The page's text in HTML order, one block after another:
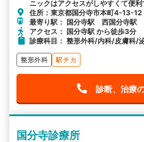
ニックはアクセスがしやすくて便利
住所：東京都国分寺市本町4-13-
最寄り駅： 国分寺駅 西国分寺駅
アクセス： 国分寺駅 から徒歩3分
診療科目： 整形外科/内科/皮膚科/
整形外科 駅チカ
診断、治療
国分寺診療所